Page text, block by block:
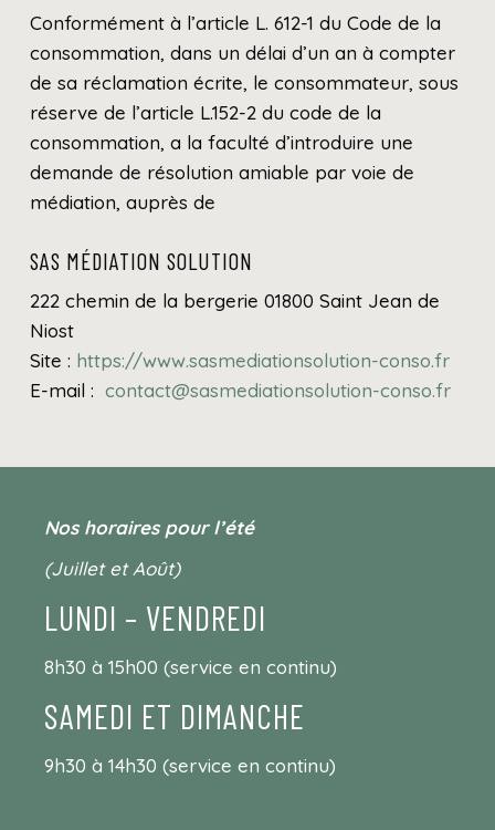
Conformément à l’article L. 612-1 du Code de la
consommation, dans un délai d’un an à compter
de sa réclamation écrite, le consommateur, sous
réserve de l’article L.152-2 du code de la
consommation, a la faculté d’introduire une
demande de résolution amiable par voie de
médiation, auprès de
SAS MÉDIATION SOLUTION
222 chemin de la bergerie 01800 Saint Jean de
Niost
Site : https://www.sasmediationsolution-conso.fr
E-mail : contact@sasmediationsolution-conso.fr
Nos horaires pour l’été
(Juillet et Août)
LUNDI – VENDREDI
8h30 à 15h00 (service en continu)
SAMEDI ET DIMANCHE
9h30 à 14h30 (service en continu)